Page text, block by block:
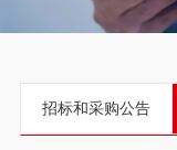
招标和采购公告